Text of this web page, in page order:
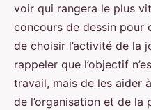
voir qui rangera le plus
concours de dessin pour
de choisir l’activité de la
rappeler que l’objectif
travail, mais de les aider
de l’organisation et de la